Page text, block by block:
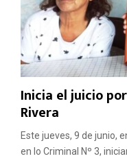
Inicia el juicio
Rivera
Este jueves, 9 de junio,
en lo Criminal Nº 3,